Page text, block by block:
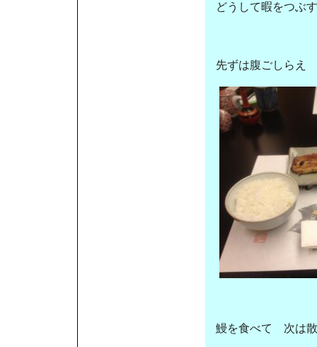
どうして暇をつぶ
先ずは腹ごしらえ
鰻を食べて 次は